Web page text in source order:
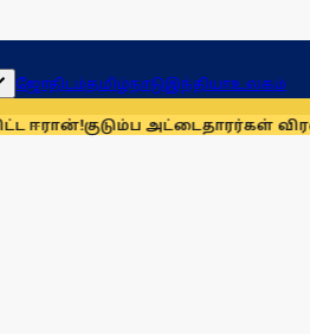
ஜோதிடம்தமிழ்நாடுஇந்தியாஉலகம்
குடும்ப அட்டைதாரர்கள் விரல்ரேகை